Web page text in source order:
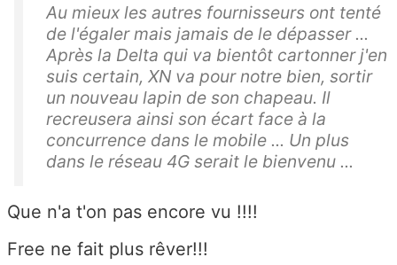
Au mieux les autres fournisseurs ont tenté
de l'égaler mais jamais de le dépasser ...
Après la Delta qui va bientôt cartonner j'en
suis certain, XN va pour notre bien, sortir
un nouveau lapin de son chapeau. Il
recreusera ainsi son écart face à la
concurrence dans le mobile ... Un plus
dans le réseau 4G serait le bienvenu ...
Que n'a t'on pas encore vu !!!!
Free ne fait plus rêver!!!